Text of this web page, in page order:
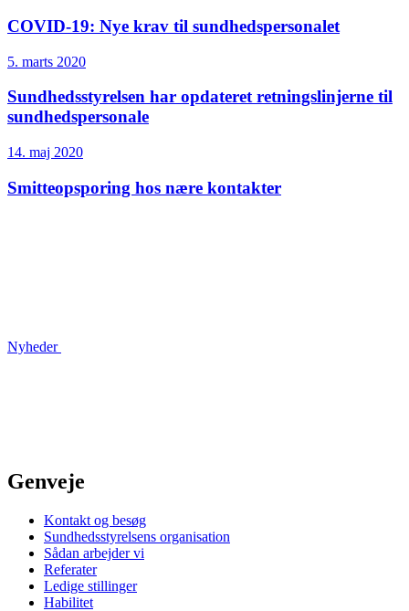
COVID-19: Nye krav til sundheds­personalet
5. marts 2020
Sundheds­styrelsen har opdateret retnings­linjerne til
sundheds­personale
14. maj 2020
Smitteopsporing hos nære kontakter
Nyheder
Genveje
Kontakt og besøg
Sundhedsstyrelsens organisation
Sådan arbejder vi
Referater
Ledige stillinger
Habilitet